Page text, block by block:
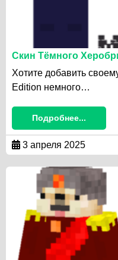
Скин Тёмного
Хотите добавить
Edition немного…
Подробнее...
3 апреля 2025